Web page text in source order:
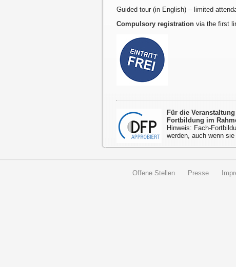
Guided tour (in English) – limited
Compulsory registration via the first
Für die
Fortbildung im
Hinweis: Fach-
werden, auch wenn
Offene Stellen Presse